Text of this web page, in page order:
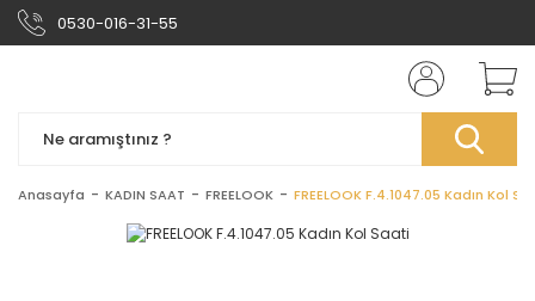
0530-016-31-55
Anasayfa KADIN SAAT FREELOOK FREELOOK F.4.1047.05 Kadın Kol